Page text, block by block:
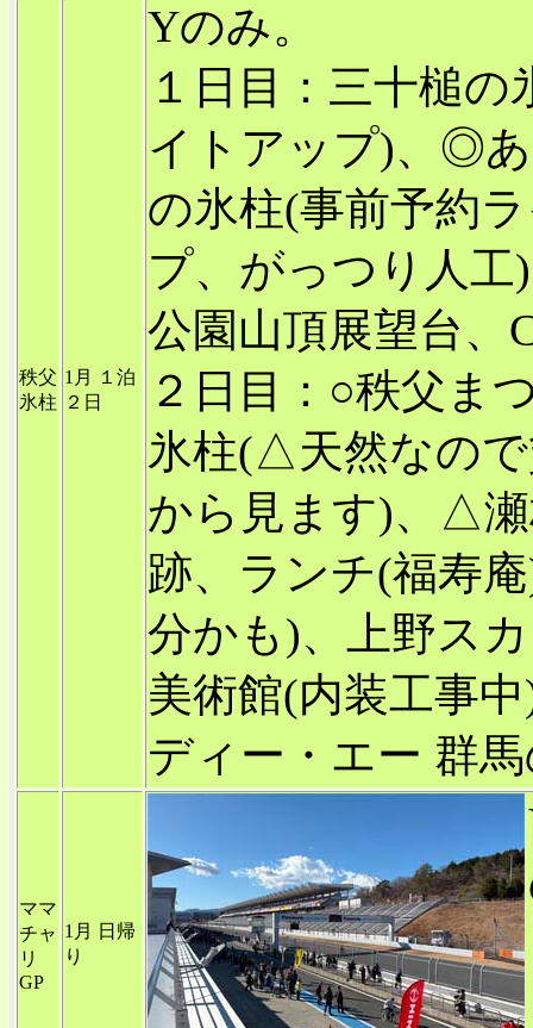
秩父
氷柱
1月 １泊
２日
Yのみ。
１日目：三十槌の
イトアップ)、◎
の氷柱(事前予約
プ、がっつり人工
公園山頂展望台、
２日目：○秩父ま
氷柱(△天然なので
から見ます)、△
跡、ランチ(福寿
分かも)、上野ス
美術館(内装工事
ディー・エー 群
ママ
チャ
リ
GP
1月 日帰
り